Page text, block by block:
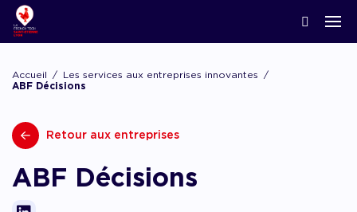
Agenda
Les appels
La Prépa
Startups & Scaleups adhérentes
Chatbot financement
Accueil
Les services aux entreprises innovantes
ABF Décisions
Retour aux entreprises
ABF Décisions